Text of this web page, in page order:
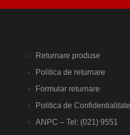
Returnare produse
Politica de returnare
Formular returnare
Politica de Confidentialitate
ANPC – Tel: (021) 9551